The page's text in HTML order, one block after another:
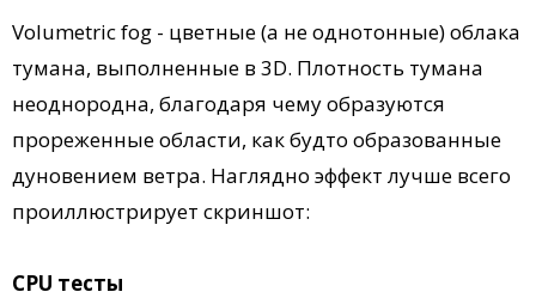
Volumetric fog - цветные (а не однотонные) облака
тумана, выполненные в 3D. Плотность тумана
неоднородна, благодаря чему образуются
прореженные области, как будто образованные
дуновением ветра. Наглядно эффект лучше всего
проиллюстрирует скриншот:
CPU тесты